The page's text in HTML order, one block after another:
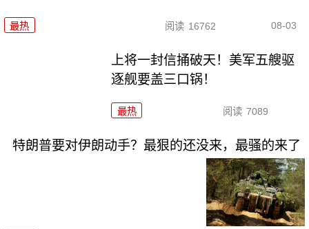
最热 阅读 16762 08-03
上将一封信捅破天！美军五艘驱
逐舰要盖三口锅！
最热 阅读 7089
特朗普要对伊朗动手？最狠的还没来，最骚的来了